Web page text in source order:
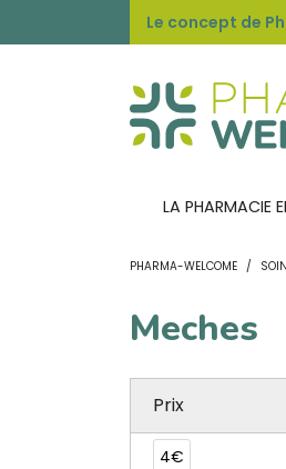
Le concept de
LA PHARMACIE
PHARMA-WELCOME
Meches
Prix
4€